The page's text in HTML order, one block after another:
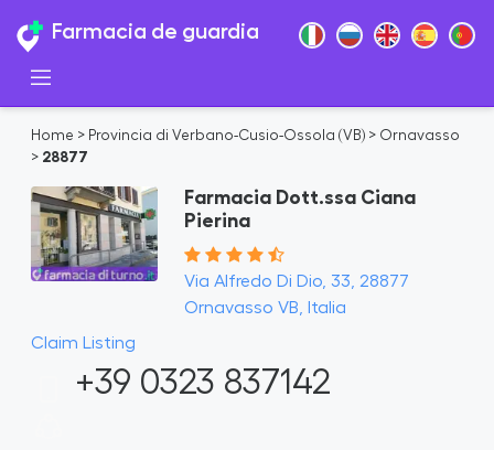
Farmacia de guardia
Home > Provincia di Verbano-Cusio-Ossola (VB) > Ornavasso
> 28877
Farmacia Dott.ssa Ciana
Pierina
Via Alfredo Di Dio, 33, 28877
Ornavasso VB, Italia
Claim Listing
+39 0323 837142